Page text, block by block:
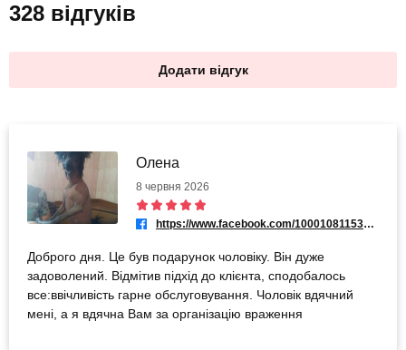
328 відгуків
Додати відгук
Олена
8 червня 2026
https://www.facebook.com/100010811535651
Доброго дня. Це був подарунок чоловіку. Він дуже
задоволений. Відмітив підхід до клієнта, сподобалось
все:ввічливість гарне обслуговування. Чоловік вдячний
мені, а я вдячна Вам за організацію враження